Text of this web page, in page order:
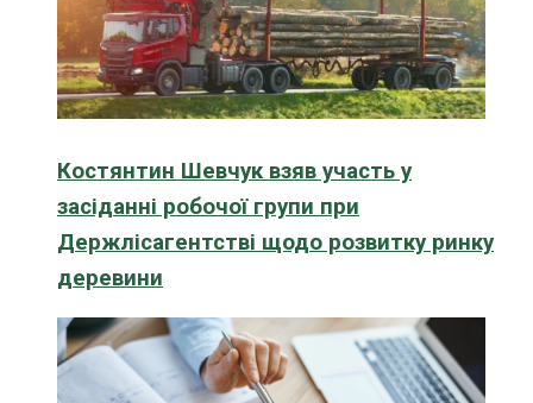
Костянтин Шевчук взяв участь у
засіданні робочої групи при
Держлісагентстві щодо розвитку ринку
деревини